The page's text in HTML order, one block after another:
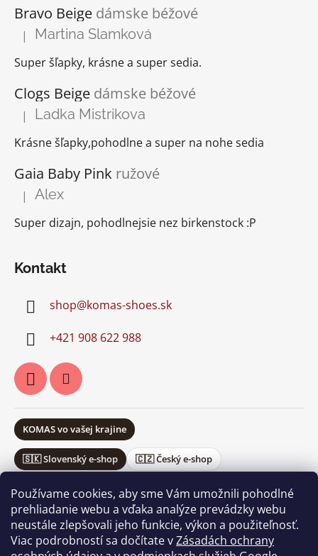
Používame cookies, aby sme Vám umožnili pohodlné
prehliadanie webu a vďaka analýze prevádzky webu
neustále zlepšovali jeho funkcie, výkon a použiteľnosť.
Viac podrobností sa dočítate vZásadách ochrany
Bravo Beige dámske béžové
Hodnotenie produktu je 5 z 5 hviezdičiek.
| Martina Slamková
Super šľapky, krásne a super sedia.
Clogs Beige dámske béžové
Hodnotenie produktu je 5 z 5 hviezdičiek.
| Ladka Mistrikova
Krásne šľapky,pohodlne a super na nohe sedia
Gaia Baby Pink ružové
Hodnotenie produktu je 5 z 5 hviezdičiek.
| Alex
Super dizajn, pohodlnejsie nez birkenstock :P
Kontakt
shop@komas-shoes.sk
+421 908 622 988
KOMAS vo vašej krajine
🇸🇰 Slovenský e-shop 🇨🇿 Český e-shop
Obchodné podmienky Ochrana osobných údajov
Vrátenie a reklamácie